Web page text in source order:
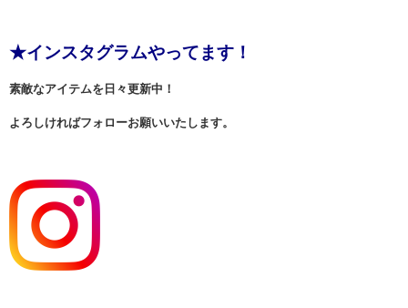
★インスタグラムやってます！
素敵なアイテムを日々更新中！
よろしければフォローお願いいたします。